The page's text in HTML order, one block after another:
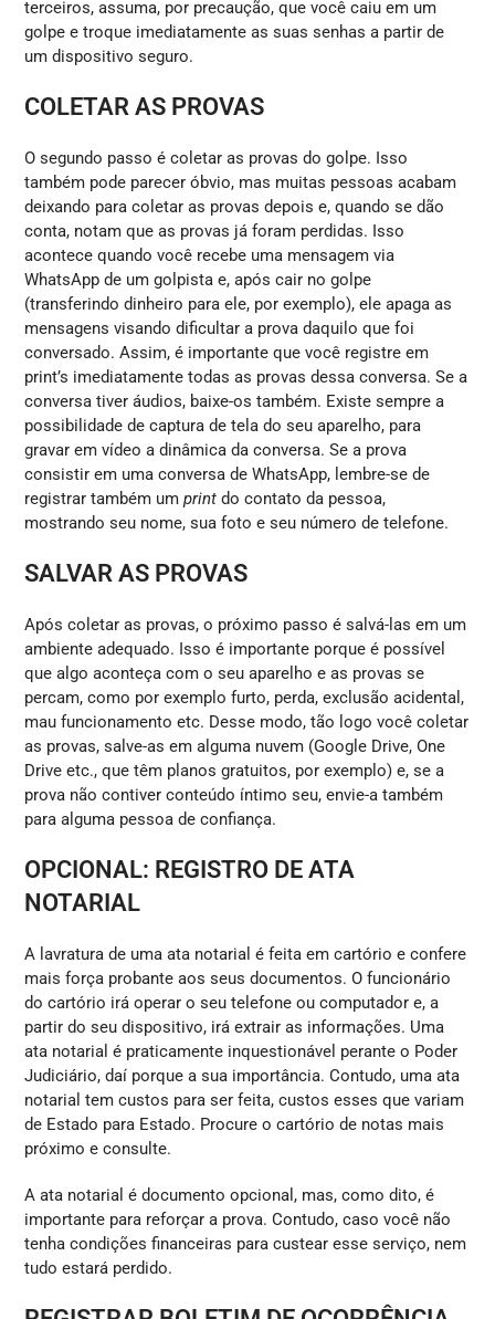
terceiros, assuma, por precaução, que você caiu em um
golpe e troque imediatamente as suas senhas a partir de
um dispositivo seguro.
COLETAR AS PROVAS
O segundo passo é coletar as provas do golpe. Isso
também pode parecer óbvio, mas muitas pessoas acabam
deixando para coletar as provas depois e, quando se dão
conta, notam que as provas já foram perdidas. Isso
acontece quando você recebe uma mensagem via
WhatsApp de um golpista e, após cair no golpe
(transferindo dinheiro para ele, por exemplo), ele apaga as
mensagens visando dificultar a prova daquilo que foi
conversado. Assim, é importante que você registre em
print’s imediatamente todas as provas dessa conversa. Se a
conversa tiver áudios, baixe-os também. Existe sempre a
possibilidade de captura de tela do seu aparelho, para
gravar em vídeo a dinâmica da conversa. Se a prova
consistir em uma conversa de WhatsApp, lembre-se de
registrar também umprint do contato da pessoa,
mostrando seu nome, sua foto e seu número de telefone.
SALVAR AS PROVAS
Após coletar as provas, o próximo passo é salvá-las em um
ambiente adequado. Isso é importante porque é possível
que algo aconteça com o seu aparelho e as provas se
percam, como por exemplo furto, perda, exclusão acidental,
mau funcionamento etc. Desse modo, tão logo você coletar
as provas, salve-as em alguma nuvem (Google Drive, One
Drive etc., que têm planos gratuitos, por exemplo) e, se a
prova não contiver conteúdo íntimo seu, envie-a também
para alguma pessoa de confiança.
OPCIONAL: REGISTRO DE ATA
NOTARIAL
A lavratura de uma ata notarial é feita em cartório e confere
mais força probante aos seus documentos. O funcionário
do cartório irá operar o seu telefone ou computador e, a
partir do seu dispositivo, irá extrair as informações. Uma
ata notarial é praticamente inquestionável perante o Poder
Judiciário, daí porque a sua importância. Contudo, uma ata
notarial tem custos para ser feita, custos esses que variam
de Estado para Estado. Procure o cartório de notas mais
próximo e consulte.
A ata notarial é documento opcional, mas, como dito, é
importante para reforçar a prova. Contudo, caso você não
tenha condições financeiras para custear esse serviço, nem
tudo estará perdido.